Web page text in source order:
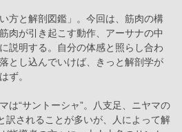
方と解剖図鑑」。今回は、筋肉の構
肉が引き起こす動作、アーサナの中
説明する。自分の体感と照らし合わ
とし込んでいけば、きっと解剖学が
ず。
は“サントーシャ”。八支足、ニヤマの
訳されることが多いが、人によって解